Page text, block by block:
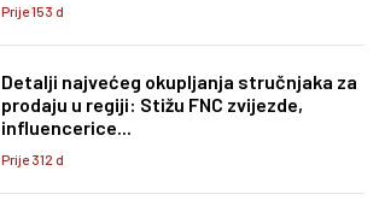
Prije 153 d
Detalji najvećeg okupljanja stručnjaka za
prodaju u regiji: Stižu FNC zvijezde,
influencerice...
Prije 312 d